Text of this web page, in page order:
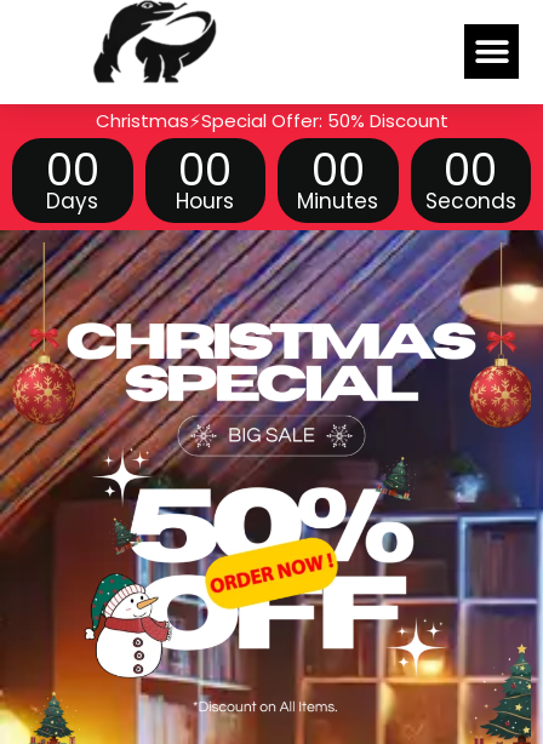
Christmas⚡Special Offer: 50% Discount
00
Days
00
Hours
00
Minutes
00
Seconds